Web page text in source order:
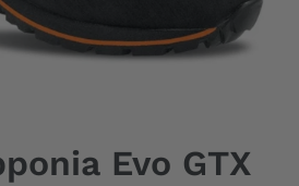
Evo GTX